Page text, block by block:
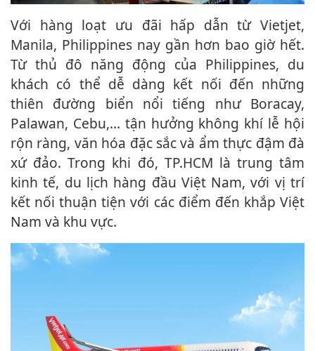
Với hàng loạt ưu đãi hấp dẫn từ Vietjet,
Manila, Philippines nay gần hơn bao giờ hết.
Từ thủ đô năng động của Philippines, du
khách có thể dễ dàng kết nối đến những
thiên đường biển nổi tiếng như Boracay,
Palawan, Cebu,… tận hưởng không khí lễ hội
rộn ràng, văn hóa đặc sắc và ẩm thực đậm đà
xứ đảo. Trong khi đó, TP.HCM là trung tâm
kinh tế, du lịch hàng đầu Việt Nam, với vị trí
kết nối thuận tiện với các điểm đến khắp Việt
Nam và khu vực.